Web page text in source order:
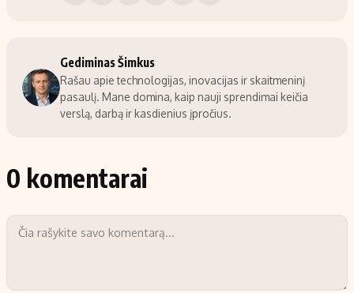
Gediminas Šimkus
Rašau apie technologijas, inovacijas ir skaitmeninį
pasaulį. Mane domina, kaip nauji sprendimai keičia
verslą, darbą ir kasdienius įpročius.
0 komentarai